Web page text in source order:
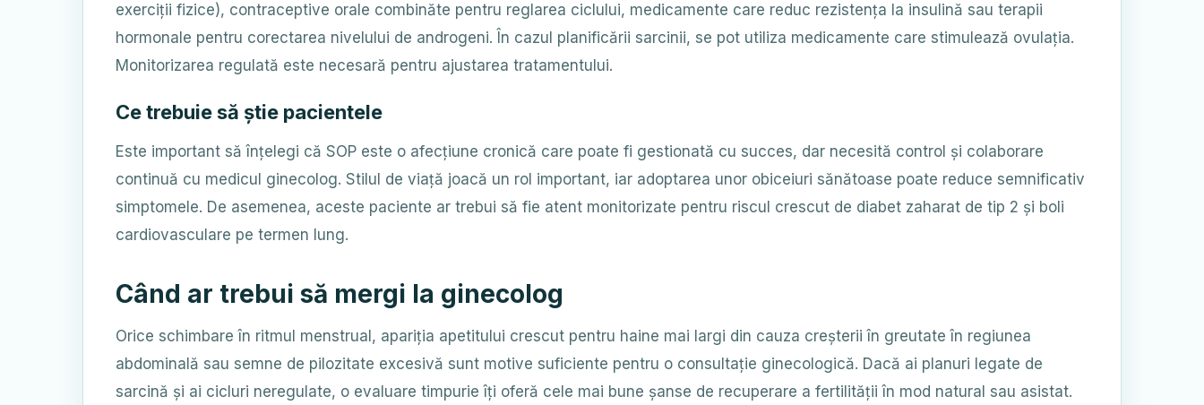
exerciții fizice), contraceptive orale combinăte pentru reglarea ciclului, medicamente care reduc rezistența la insulină sau terapii
hormonale pentru corectarea nivelului de androgeni. În cazul planificării sarcinii, se pot utiliza medicamente care stimulează ovulația.
Monitorizarea regulată este necesară pentru ajustarea tratamentului.
Ce trebuie să știe pacientele
Este important să înțelegi că SOP este o afecțiune cronică care poate fi gestionată cu succes, dar necesită control și colaborare
continuă cu medicul ginecolog. Stilul de viață joacă un rol important, iar adoptarea unor obiceiuri sănătoase poate reduce semnificativ
simptomele. De asemenea, aceste paciente ar trebui să fie atent monitorizate pentru riscul crescut de diabet zaharat de tip 2 și boli
cardiovasculare pe termen lung.
Când ar trebui să mergi la ginecolog
Orice schimbare în ritmul menstrual, apariția apetitului crescut pentru haine mai largi din cauza creșterii în greutate în regiunea
abdominală sau semne de pilozitate excesivă sunt motive suficiente pentru o consultație ginecologică. Dacă ai planuri legate de
sarcină și ai cicluri neregulate, o evaluare timpurie îți oferă cele mai bune șanse de recuperare a fertilității în mod natural sau asistat.